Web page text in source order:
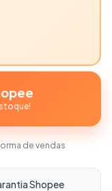
de vendas
Shopee